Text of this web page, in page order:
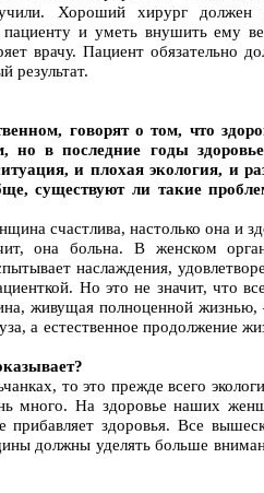
Хороший хирург должен
и уметь внушить ему
врачу. Пациент обязательно
результат.
говорят о том, что
но в последние годы
и плохая экология, и
существуют ли такие
счастлива, настолько она и
она больна. В женском
наслаждения,
Но это не значит, что
живущая полноценной
а естественное продолжение
то это прежде всего
много. На здоровье наших
здоровья. Все
должны уделять больше